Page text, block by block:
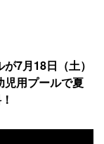
7月18日（土）
児用プールで夏